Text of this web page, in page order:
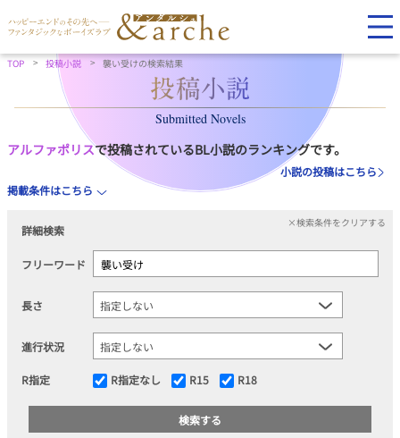
TOP 投稿小説 襲い受けの検索結果
Submitted Novels
アルファポリスで投稿されているBL小説のランキングです。
小説の投稿はこちら
掲載条件はこちら
詳細検索
×検索条件をクリアする
フリーワード
長さ
進行状況
R指定 R指定なし R15 R18